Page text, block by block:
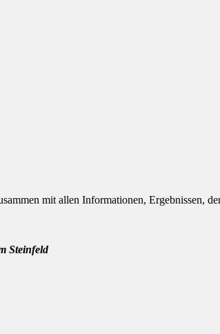
mit allen Informationen, Ergebnissen,
Steinfeld